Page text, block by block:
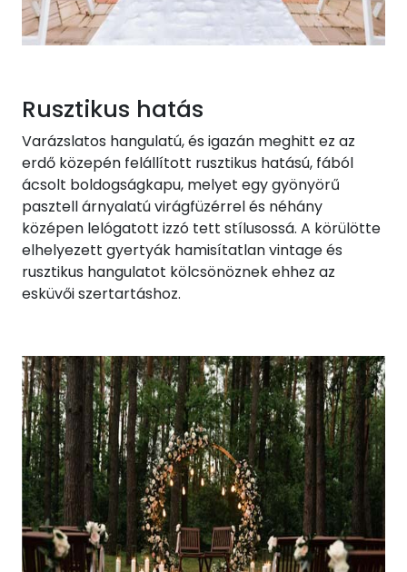
Rusztikus hatás
Varázslatos hangulatú, és igazán meghitt ez az
erdő közepén felállított rusztikus hatású, fából
ácsolt boldogságkapu, melyet egy gyönyörű
pasztell árnyalatú virágfüzérrel és néhány
középen lelógatott izzó tett stílusossá. A körülötte
elhelyezett gyertyák hamisítatlan vintage és
rusztikus hangulatot kölcsönöznek ehhez az
esküvői szertartáshoz.